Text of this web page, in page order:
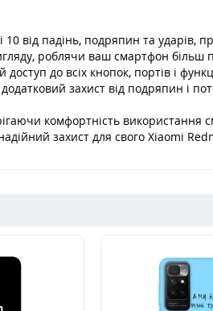
від падінь, подряпин та
роблячи ваш смартфон
до всіх кнопок, портів і
захист від подряпин і
комфортність використання
захист для свого Xiaomi